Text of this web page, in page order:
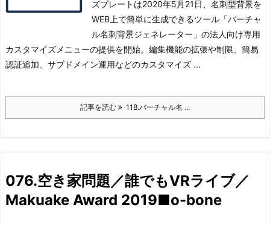
ズプレートは2020年5月21日、名刺型背景を
WEB上で簡単に生成できるツール「バーチャ
ル名刺背景ジェネレーター」の法人向け専用
カスタマイズメニューの提供を開始。 編集機能の拡張や制限、簡易
認証追加、サブドメイン運用などのカスタマイズ ...
記事を読む 118.バーチャル名 ...
076.空き家問題／誰でもVRライブ／
Makuake Award 2019■o-bone